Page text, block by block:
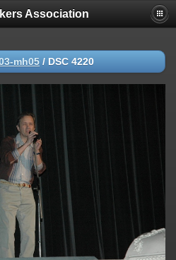
Association
mh05 / DSC 4220